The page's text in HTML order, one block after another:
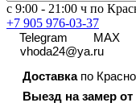
с 9:00 - 21:00 ч по
+7 905 976-03-37
Telegram
MAX
vhoda24@ya.ru
Доставкапо
Выезд на замер от